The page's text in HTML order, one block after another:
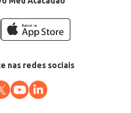
nas redes sociais